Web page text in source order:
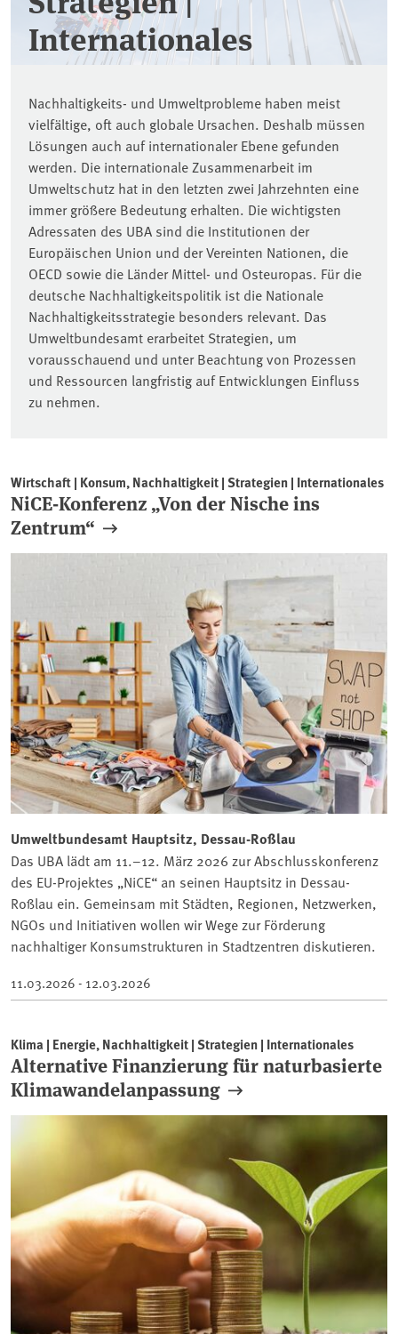
Internationales
Nachhaltigkeits- und Umweltprobleme haben meist
vielfältige, oft auch globale Ursachen. Deshalb müssen
Lösungen auch auf internationaler Ebene gefunden
werden. Die internationale Zusammenarbeit im
Umweltschutz hat in den letzten zwei Jahrzehnten eine
immer größere Bedeutung erhalten. Die wichtigsten
Adressaten des UBA sind die Institutionen der
Europäischen Union und der Vereinten Nationen, die
OECD sowie die Länder Mittel- und Osteuropas. Für die
deutsche Nachhaltigkeitspolitik ist die Nationale
Nachhaltigkeitsstrategie besonders relevant. Das
Umweltbundesamt erarbeitet Strategien, um
vorausschauend und unter Beachtung von Prozessen
und Ressourcen langfristig auf Entwicklungen Einfluss
zu nehmen.
Wirtschaft | Konsum, Nachhaltigkeit | Strategien | Internationales
NiCE-Konferenz „Von der Nische ins
Zentrum“
Umweltbundesamt Hauptsitz, Dessau-Roßlau
Das UBA lädt am 11.–12. März 2026 zur Abschlusskonferenz
des EU-Projektes „NiCE“ an seinen Hauptsitz in Dessau-
Roßlau ein. Gemeinsam mit Städten, Regionen, Netzwerken,
NGOs und Initiativen wollen wir Wege zur Förderung
nachhaltiger Konsumstrukturen in Stadtzentren diskutieren.
11.03.2026 - 12.03.2026
Klima | Energie, Nachhaltigkeit | Strategien | Internationales
Alternative Finanzierung für naturbasierte
Klimawandelanpassung